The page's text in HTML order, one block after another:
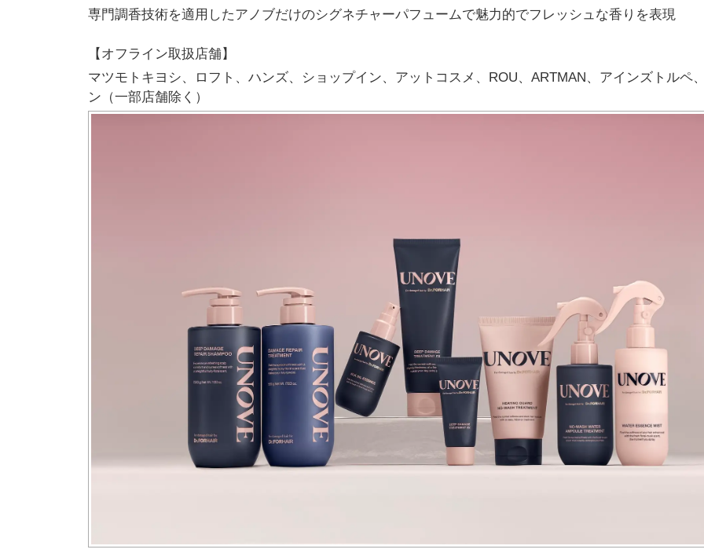
専門調香技術を適用したアノブだけのシグネチャーパフュームで魅力的でフレッシュな香りを表現
【オフライン取扱店舗】
マツモトキヨシ、ロフト、ハンズ、ショップイン、アットコスメ、ROU、ARTMAN、アインズトルペ
ン（一部店舗除く）